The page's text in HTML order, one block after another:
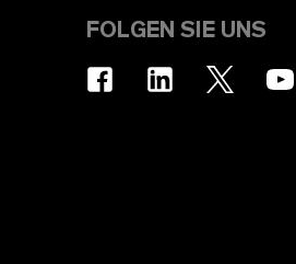
FOLGEN SIE UNS